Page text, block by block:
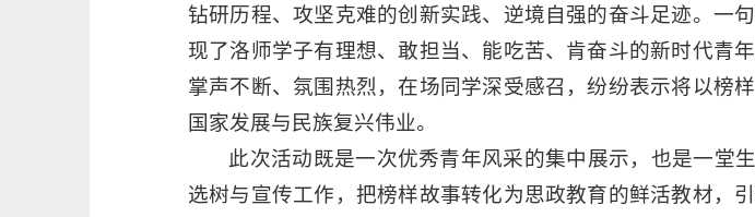
钻研历程、攻坚克难的创新实践、逆境自强的奋斗足迹。一
现了洛师学子有理想、敢担当、能吃苦、肯奋斗的新时代青
掌声不断、氛围热烈，在场同学深受感召，纷纷表示将以榜
国家发展与民族复兴伟业。
此次活动既是一次优秀青年风采的集中展示，也是一堂
选树与宣传工作，把榜样故事转化为思政教育的鲜活教材，